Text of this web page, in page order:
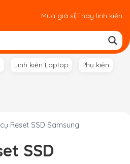
Mua giá sỉ|Thay linh kiện
Linh kiện Laptop Phụ kiện
Reset SSD Samsung
SSD